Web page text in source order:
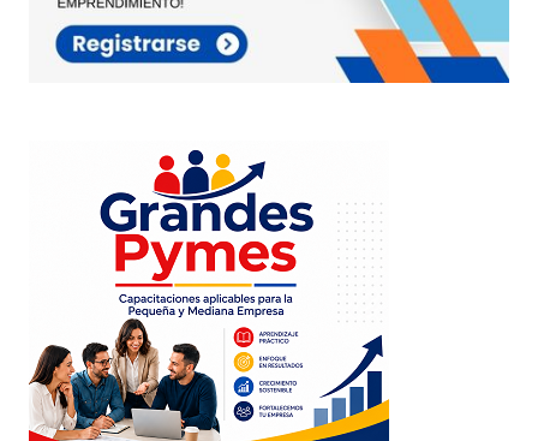
Your E-mail*
este navegador para la próxima vez que
comente.
Este sitio esta protegido por
reCAPTCHA y laPolítica de
privacidady losTérminos del servicio
de Googlese aplican.